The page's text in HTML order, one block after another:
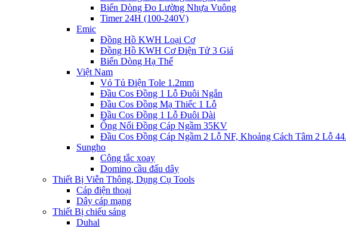
Biến Dòng Đo Lường Nhựa Vuông
Timer 24H (100-240V)
Emic
Đồng Hồ KWH Loại Cơ
Đồng Hồ KWH Cơ Điện Tử 3 Giá
Biến Dòng Hạ Thế
Việt Nam
Vỏ Tủ Điện Tole 1.2mm
Đầu Cos Đồng 1 Lỗ Đuôi Ngắn
Đầu Cos Đồng Mạ Thiếc 1 Lỗ
Đầu Cos Đồng 1 Lỗ Đuôi Dài
Ống Nối Đồng Cáp Ngầm 35KV
Đầu Cos Đồng Cáp Ngầm 2 Lỗ NF, Khoảng Cách Tâm 2 Lỗ
Sungho
Công tắc xoay
Domino cầu đấu dây
Thiết Bị Viễn Thông, Dụng Cụ Tools
Cáp điện thoại
Dây cáp mạng
Thiết Bị chiếu sáng
Duhal